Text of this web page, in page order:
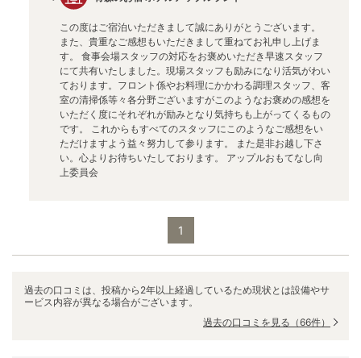
この度はご宿泊いただきまして誠にありがとうございます。
また、貴重なご感想もいただきまして重ねてお礼申し上げま
す。 食事会場スタッフの対応をお褒めいただき早速スタッフ
にて共有いたしました。現場スタッフも励みになり活気がわい
ております。フロント係やお料理にかかわる調理スタッフ、客
室の清掃係等々各分野ございますがこのようなお褒めの感想を
いただく度にそれぞれが励みとなり気持ちも上がってくるもの
です。 これからもすべてのスタッフにこのようなご感想をい
ただけますよう益々努力して参ります。 また是非お越し下さ
い。心よりお待ちいたしております。 アップルおもてなし向
上委員会
1
過去の口コミは、投稿から2年以上経過しているため現状とは設備やサ
ービス内容が異なる場合がございます。
過去の口コミを見る （66件）